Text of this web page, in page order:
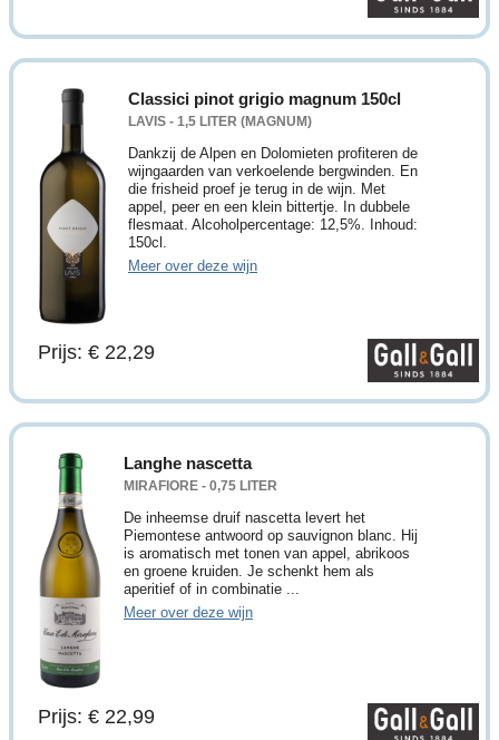
Classici pinot grigio magnum 150cl
LAVIS - 1,5 LITER (MAGNUM)
Dankzij de Alpen en Dolomieten profiteren de
wijngaarden van verkoelende bergwinden. En
die frisheid proef je terug in de wijn. Met
appel, peer en een klein bittertje. In dubbele
flesmaat. Alcoholpercentage: 12,5%. Inhoud:
150cl.
Meer over deze wijn
Prijs: € 22,29
Langhe nascetta
MIRAFIORE - 0,75 LITER
De inheemse druif nascetta levert het
Piemontese antwoord op sauvignon blanc. Hij
is aromatisch met tonen van appel, abrikoos
en groene kruiden. Je schenkt hem als
aperitief of in combinatie ...
Meer over deze wijn
Prijs: € 22,99